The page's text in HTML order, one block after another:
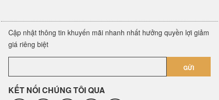
Cập nhật thông tin khuyến mãi nhanh nhất hưởng quyền lợi giảm
giá riêng biệt
GỬI
KẾT NỐI CHÚNG TÔI QUA